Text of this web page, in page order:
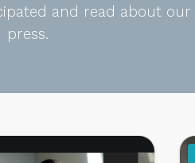
and read about
press.